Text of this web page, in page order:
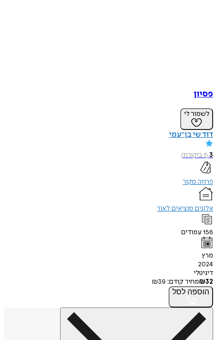
פסיון
לשמור לי
דוד שי בן־עמי
3
(
1ביקורת)
פרוזה מקור
אלונים מוציאים לאור
156עמודים
מרץ
2024
דיגיטלי
₪32 מחיר קודם: ₪39
הוספה לסל